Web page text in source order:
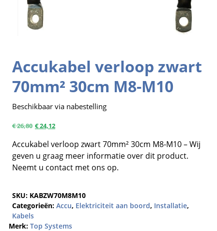
Accukabel verloop zwart
70mm² 30cm M8-M10
Beschikbaar via nabestelling
€26,80 €24,12
Accukabel verloop zwart 70mm² 30cm M8-M10 – Wij
geven u graag meer informatie over dit product.
Neemt u contact met ons op.
SKU: KABZW70M8M10
Categorieën: Accu, Elektriciteit aan boord, Installatie,
Kabels
Merk: Top Systems